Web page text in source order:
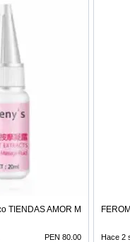
TIENDAS AMOR MIRAFLORES
PEN 80.00 Hace 2